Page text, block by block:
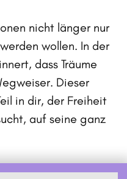
nicht länger nur
wollen. In der
dass Träume
Dieser
in dir, der Freiheit
auf seine ganz